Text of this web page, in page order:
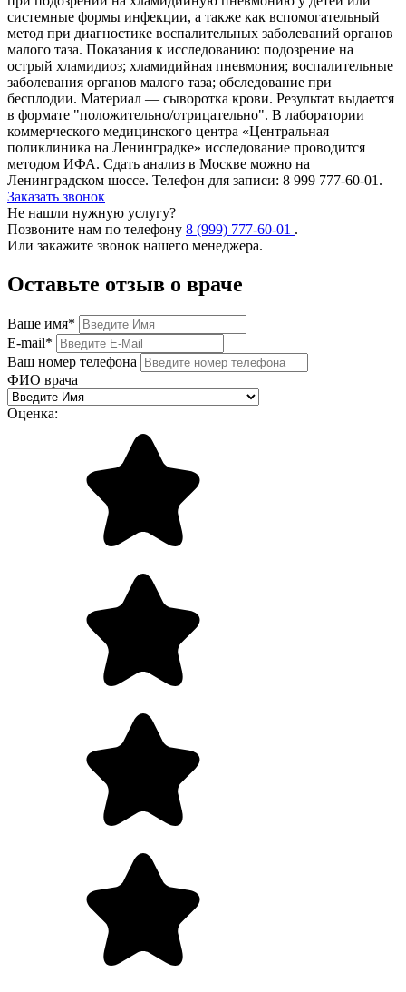
системные формы инфекции, а также как вспомогательный
метод при диагностике воспалительных заболеваний органов
малого таза. Показания к исследованию: подозрение на
острый хламидиоз; хламидийная пневмония; воспалительные
заболевания органов малого таза; обследование при
бесплодии. Материал — сыворотка крови. Результат выдается
в формате "положительно/отрицательно". В лаборатории
коммерческого медицинского центра «Центральная
поликлиника на Ленинградке» исследование проводится
методом ИФА. Сдать анализ в Москве можно на
Ленинградском шоссе. Телефон для записи: 8 999 777-60-01.
Заказать звонок
Не нашли нужную услугу?
Позвоните нам по телефону 8 (999) 777-60-01 .
Или закажите звонок нашего менеджера.
Оставьте отзыв о враче
Ваше имя*
E-mail*
Ваш номер телефона
ФИО врача
Оценка: